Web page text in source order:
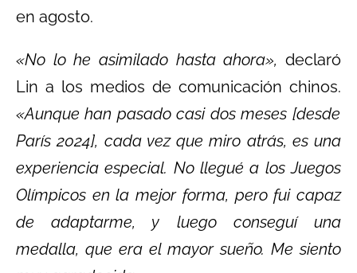
en agosto.
«No lo he asimilado hasta ahora», declaró
Lin a los medios de comunicación chinos.
«Aunque han pasado casi dos meses [desde
París 2024], cada vez que miro atrás, es una
experiencia especial. No llegué a los Juegos
Olímpicos en la mejor forma, pero fui capaz
de adaptarme, y luego conseguí una
medalla, que era el mayor sueño. Me siento